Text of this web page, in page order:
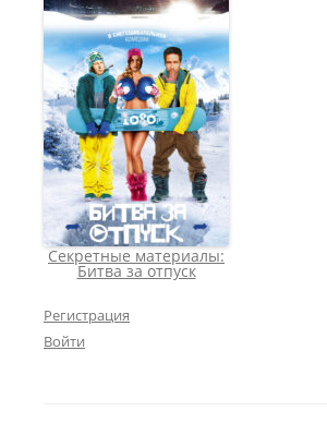
Секретные материалы:
Битва за отпуск
Регистрация
Войти